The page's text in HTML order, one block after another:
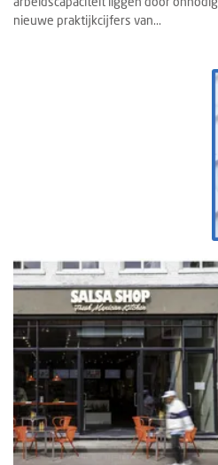
nieuwe praktijkcijfers van...